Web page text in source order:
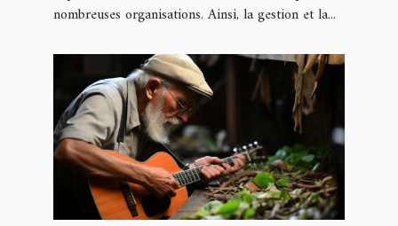
nombreuses organisations. Ainsi, la gestion et la...